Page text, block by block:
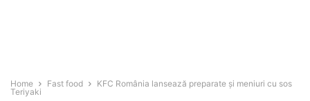
Home Fast food
KFC România lansează preparate şi meniuri cu sos
Teriyaki